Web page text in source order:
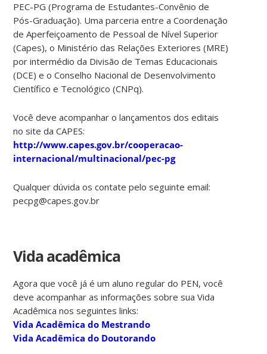
PEC-PG (Programa de Estudantes-Convênio de
Pós-Graduação). Uma parceria entre a Coordenação
de Aperfeiçoamento de Pessoal de Nível Superior
(Capes), o Ministério das Relações Exteriores (MRE)
por intermédio da Divisão de Temas Educacionais
(DCE) e o Conselho Nacional de Desenvolvimento
Científico e Tecnológico (CNPq).
Você deve acompanhar o lançamentos dos editais
no site da CAPES:
http://www.capes.gov.br/cooperacao-
internacional/multinacional/pec-pg
Qualquer dúvida os contate pelo seguinte email:
pecpg@capes.gov.br
Vida acadêmica
Agora que você já é um aluno regular do PEN, você
deve acompanhar as informações sobre sua Vida
Acadêmica nos seguintes links:
Vida Acadêmica do Mestrando
Vida Acadêmica do Doutorando